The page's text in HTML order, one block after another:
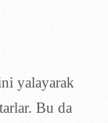
yalayarak
Bu da